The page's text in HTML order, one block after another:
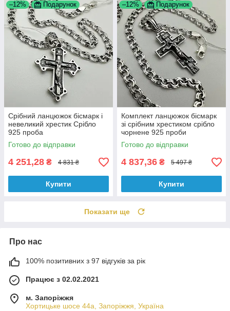
–12% Подарунок
Срібний ланцюжок бісмарк і
невеликий хрестик Срібло
925 проба
Готово до відправки
4 251,28 ₴ 4 831 ₴
Купити
–12% Подарунок
Комплект ланцюжок бісмарк
зі срібним хрестиком срібло
чорнене 925 проби
Готово до відправки
4 837,36 ₴ 5 497 ₴
Купити
Показати ще
Про нас
100% позитивних з 97 відгуків за рік
Працює з 02.02.2021
м. Запоріжжя
Хортицьке шосе 44а, Запоріжжя, Україна